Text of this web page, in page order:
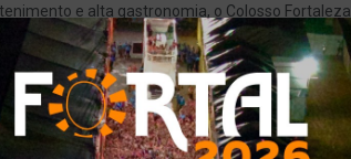
e alta gastronomia, o Colosso Fortaleza
firma parceria com a Porsche para